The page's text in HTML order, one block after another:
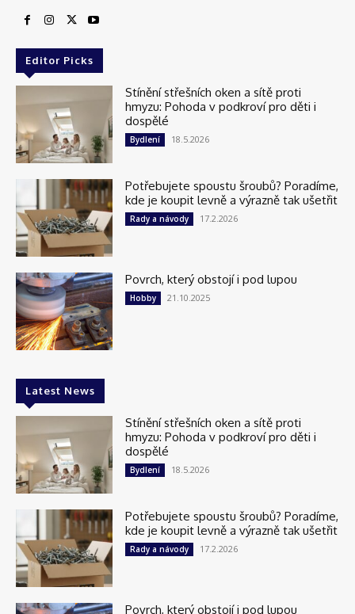
Editor Picks
Stínění střešních oken a sítě proti
hmyzu: Pohoda v podkroví pro děti i
dospělé
Bydlení 18.5.2026
Potřebujete spoustu šroubů? Poradíme,
kde je koupit levně a výrazně tak ušetřit
Rady a návody 17.2.2026
Povrch, který obstojí i pod lupou
Hobby 21.10.2025
Latest News
Stínění střešních oken a sítě proti
hmyzu: Pohoda v podkroví pro děti i
dospělé
Bydlení 18.5.2026
Potřebujete spoustu šroubů? Poradíme,
kde je koupit levně a výrazně tak ušetřit
Rady a návody 17.2.2026
Povrch, který obstojí i pod lupou